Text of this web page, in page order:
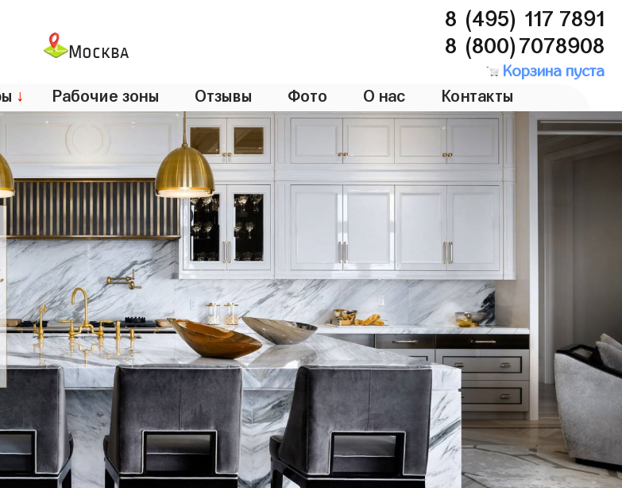
Москва
8 (495) 117 7891
8 (800)7078908
Корзина пуста
↓ Рабочие зоны Отзывы Фото О нас Контакты